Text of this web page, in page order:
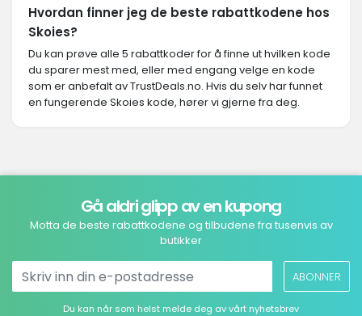
Hvordan finner jeg de beste rabattkodene hos
Skoies?
Du kan prøve alle 5 rabattkoder for å finne ut hvilken kode
du sparer mest med, eller med engang velge en kode
som er anbefalt av TrustDeals.no. Hvis du selv har funnet
en fungerende Skoies kode, hører vi gjerne fra deg.
Gå aldri glipp av en kupong
Motta de beste rabattkodene og tilbudene fra tusenvis av
butikker
ABONNER
Du kan når som helst melde deg av vårt nyhetsbrev